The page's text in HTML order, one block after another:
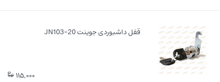
قفل داشبوردی جوینت JN103-20
115,000